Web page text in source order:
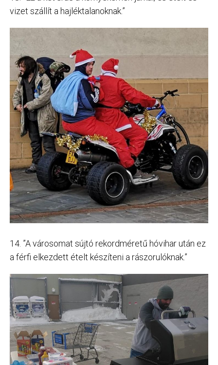
vizet szállít a hajléktalanoknak.”
14. ”A városomat sújtó rekordméretű hóvihar után ez
a férfi elkezdett ételt készíteni a rászorulóknak.”